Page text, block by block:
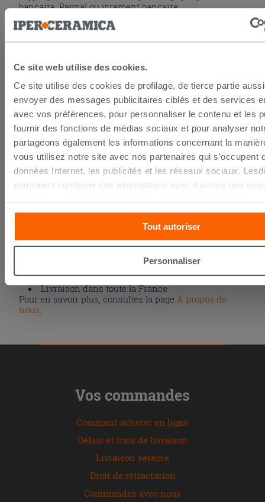
Ce site web utilise des cookies.
Ce site utilise des cookies de profilage, de tierce partie
envoyer des messages publicitaires ciblés et des services
avec vos préférences, pour personnaliser le contenu et les
fournir des fonctions de médias sociaux et pour analyser
partageons également les informations concernant la
vous utilisez notre site avec nos partenaires qui s’occupent
données Internet, les publicités et les réseaux sociaux.
pourraient combiner ces informations avec d’autres que
services. Si vous souhaitez en savoir davantage ou refusez
consentement à tous les cookies, ou à quelques-uns
ou « personalizer ». Le consentement peut être exprimé en
touche « Acceptez tout ». En cliquant sur la touche « X »,
uniquement.
Tout autoriser
Personnaliser
bancaire, Paypal ou virement bancaire.
Seulement pour les achats en ligne la loi prévoit un
droit de rétractation de 14 jours calendaires.
Pour en savoir plus consultez la page du droit de
rétractation.
LA GARANTIE IPERCERAMICA
Spécialiste du carrelage et de l’aménagement de la
salle de bains depuis 2004,IPERCERAMICAoffre un
service professionnel et personnalisé :
WhatsApp
Premier Choix
: remplacement gratuit ou
remboursement
Livraison dans toute la France
Pour en savoir plus, consultez la page À propos de
nous
Vos commandes
Comment acheter en ligne
Délais et frais de livraison
Livraison sereine
Droit de rétractation
Commandez avec nous